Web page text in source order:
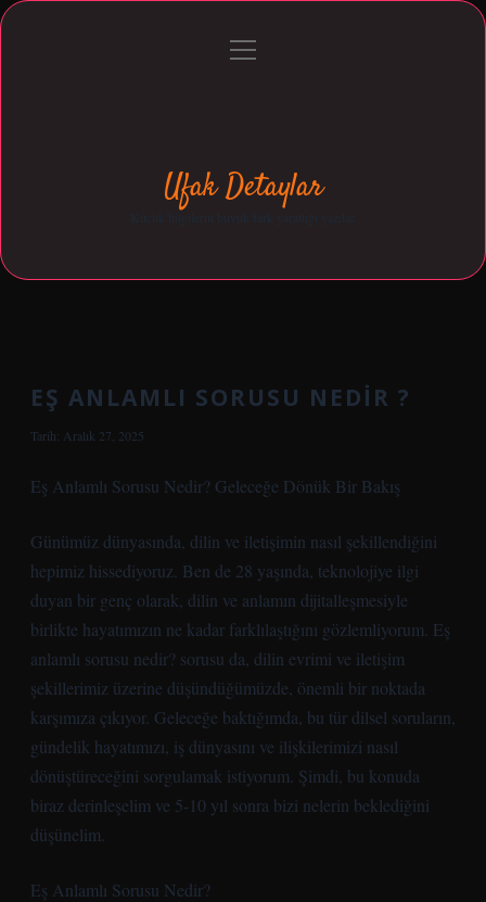
Gizlilik Politikası
menüyü
Ufak Detaylar
EŞ ANLAMLI SORUSU NEDIR ?
Tarih: Aralık 27, 2025
Eş Anlamlı Sorusu Nedir? Geleceğe Dönük Bir Bakış
Günümüz dünyasında, dilin ve iletişimin nasıl şekillendiğini
hepimiz hissediyoruz. Ben de 28 yaşında, teknolojiye ilgi
duyan bir genç olarak, dilin ve anlamın dijitalleşmesiyle
birlikte hayatımızın ne kadar farklılaştığını gözlemliyorum. Eş
anlamlı sorusu nedir? sorusu da, dilin evrimi ve iletişim
şekillerimiz üzerine düşündüğümüzde, önemli bir noktada
karşımıza çıkıyor. Geleceğe baktığımda, bu tür dilsel soruların,
gündelik hayatımızı, iş dünyasını ve ilişkilerimizi nasıl
dönüştüreceğini sorgulamak istiyorum. Şimdi, bu konuda
biraz derinleşelim ve 5-10 yıl sonra bizi nelerin beklediğini
düşünelim.
Eş Anlamlı Sorusu Nedir?